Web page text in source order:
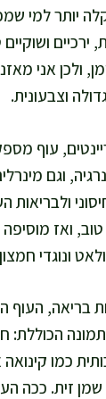
יותר למי
ולכן אני
וצבעונית.
וגם
ולבריאות
ואז
בריאה, העוף
הכוללת:
כמו
זית. ככה